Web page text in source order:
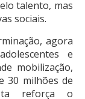
talento, mas
sociais.
agora
e
mobilização,
30 milhões de
reforça o